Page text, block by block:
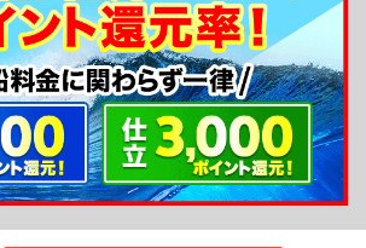
い方もお気軽にご利用くださ